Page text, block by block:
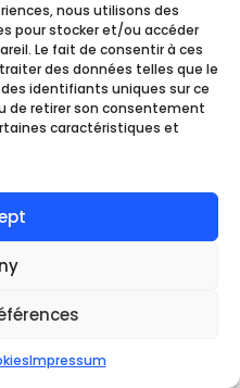
nous utilisons des
pour stocker et/ou accéder
Le fait de consentir à ces
des données telles que le
identifiants uniques sur ce
de retirer son consentement
caractéristiques et
Impressum
zusätzliche
zu den in diesem
sind Sie allein für die
oder Routing-
sich der Anbieter das Recht
auszuschließen.
dem Nutzer, der von Ihrer